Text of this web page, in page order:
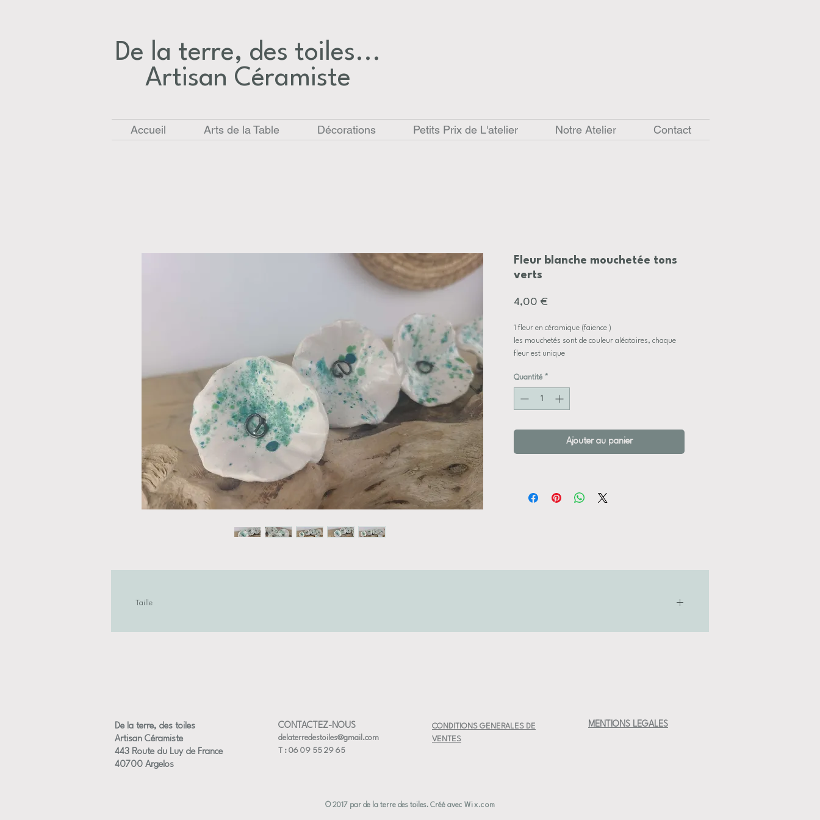
De la terre, des toiles...​
Artisan Céramiste
Accueil Arts de la Table Décorations Petits Prix de L'atelier Notre Atelier Contact
Fleur blanche mouchetée tons
verts
4,00 €Prix
1 fleur en céramique (faience )
les mouchetés sont de couleur aléatoires, chaque
fleur est unique
pour s'adapter à n'importe quel vase
les fils mesurent entre 22 et 28 cm (autres tailles
sur demandes )
celle de là photos mais dans les mêmes tons, une
gel contrairement aux pièces en grès )
Quantité *
Ajouter au panier
Taille
De la terre, des toiles
Artisan Céramiste
443 Route du Luy de France
40700 Argelos
CONTACTEZ-NOUS
delaterredestoiles@gmail.com
T : 06 09 55 29 65
© 2017 par de la terre des toiles. Créé avec Wix.com
CONDITIONS GENERALES DE
VENTES
MENTIONS LEGALES